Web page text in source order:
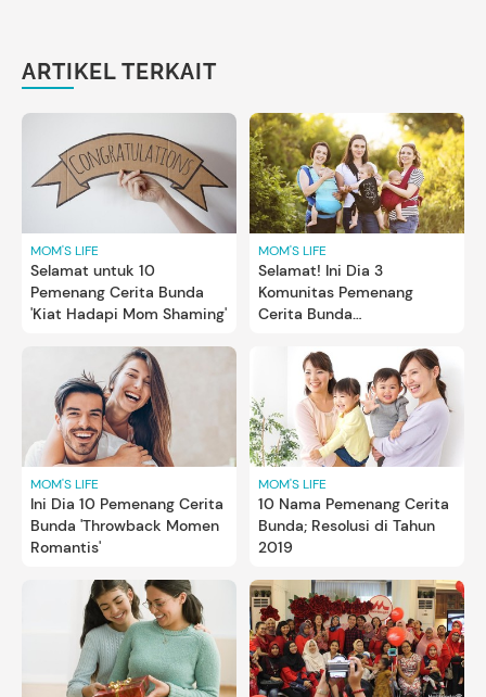
ARTIKEL TERKAIT
MOM'S LIFE
Selamat untuk 10
Pemenang Cerita Bunda
'Kiat Hadapi Mom Shaming'
MOM'S LIFE
Selamat! Ini Dia 3
Komunitas Pemenang
Cerita Bunda
MOM'S LIFE
Ini Dia 10 Pemenang Cerita
Bunda 'Throwback Momen
Romantis'
MOM'S LIFE
10 Nama Pemenang Cerita
Bunda; Resolusi di Tahun
2019